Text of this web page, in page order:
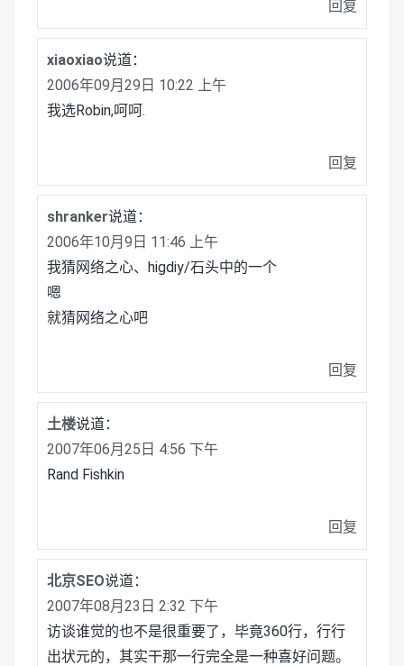
回复
xiaoxiao说道：
2006年09月29日 10:22 上午
我选Robin,呵呵.
回复
shranker说道：
2006年10月9日 11:46 上午
我猜网络之心、higdiy/石头中的一个
嗯
就猜网络之心吧
回复
土楼说道：
2007年06月25日 4:56 下午
Rand Fishkin
回复
北京SEO说道：
2007年08月23日 2:32 下午
访谈谁觉的也不是很重要了，毕竟360行，行行
出状元的，其实干那一行完全是一种喜好问题。